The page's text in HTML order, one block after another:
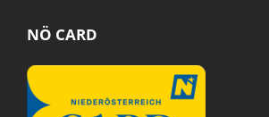
NÖ CARD